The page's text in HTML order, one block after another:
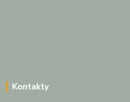
Kontakty